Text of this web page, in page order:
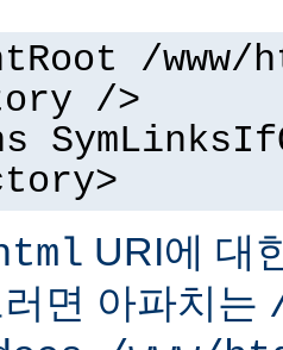
/www/
/>
URI에 대
면 아파치는